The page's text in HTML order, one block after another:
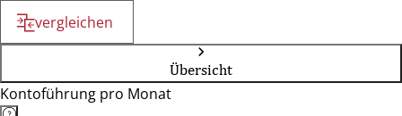
vergleichen
Übersicht
Kontoführung pro Monat